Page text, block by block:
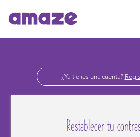
Educadores ¿Ya tienes una cuenta?
Restablecer tu